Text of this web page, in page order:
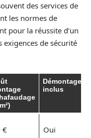
des services de
les normes de
pour la réussite d’un
exigences de sécurité
Démontage
inclus
€ Oui